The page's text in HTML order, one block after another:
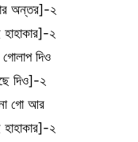
অন্তর]-২
২
দিও
দিও]-২
গো আর
২